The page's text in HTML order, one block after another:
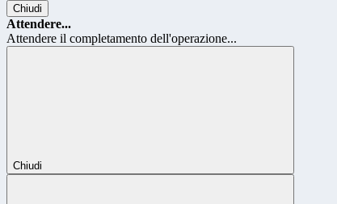
Chiudi
Attendere...
Attendere il completamento dell'operazione...
Chiudi